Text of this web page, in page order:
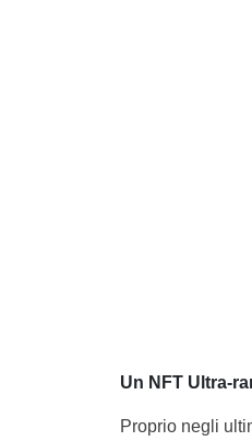
Un NFT Ultra-
Proprio negli